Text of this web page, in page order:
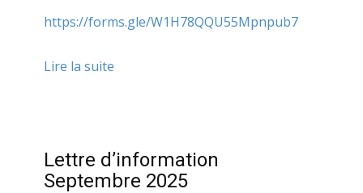
https://forms.gle/W1H78QQU55Mpnpub7
Lire la suite
Lettre d’information
Septembre 2025